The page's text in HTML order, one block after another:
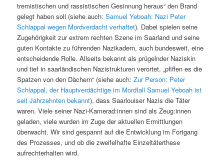
trem­istis­chen und ras­sis­tis­chen Gesin­nung her­aus“ den Brand
gelegt haben soll (siehe auch:Samuel Yeboah: Nazi Peter
Schlap­pal wegen Mord­ver­dacht ver­haftet). Dabei spie­len seine
Zuge­hörigkeit zur extrem recht­en Szene im Saar­land und seine
guten Kon­tak­te zu führen­den Nazikadern, auch bun­desweit, eine
entschei­dende Rolle. All­seits bekan­nt als prügel­nder Naziskin
und tief in saar­ländis­chen Nazistruk­turen verortet, „pfif­f­en es die
Spatzen von den Däch­ern“ (siehe auch:Zur Per­son: Peter
Schlap­pal, der Hauptverdächtige im Mord­fall Samuel Yeboah ist
seit Jahrzehn­ten bekan­nt), dass Saar­louis­er Nazis die Täter
waren. Viele sein­er Nazi-Kamerad:innen sind als Zeug:innen
geladen, viele wur­den im Zuge der aktuellen Ermit­tlun­gen
überwacht. Wir sind ges­pan­nt auf die Entwick­lung im Fort­gang
des Prozess­es, und ob die zweifel­hafte Einzeltäterthese
aufrechter­hal­ten wird.